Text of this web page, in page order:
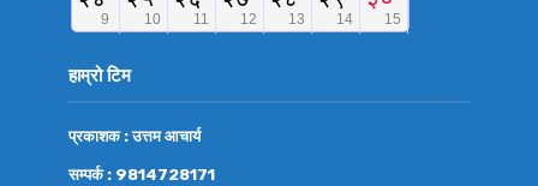
हाम्रो टिम
प्रकाशक : उत्तम आचार्य
सम्पर्क : 9814728171